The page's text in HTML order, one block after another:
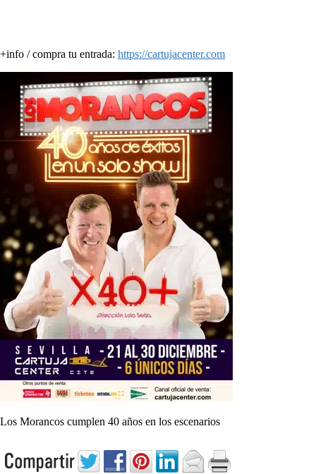
+info / compra tu entrada: https://cartujacenter.com
Los Morancos cumplen 40 años en los escenarios